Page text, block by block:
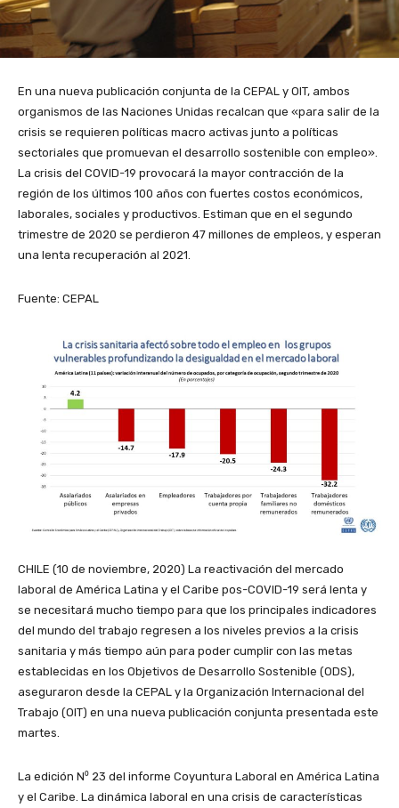
En una nueva publicación conjunta de la CEPAL y OIT, ambos
organismos de las Naciones Unidas recalcan que «para salir de la
crisis se requieren políticas macro activas junto a políticas
sectoriales que promuevan el desarrollo sostenible con empleo».
La crisis del COVID-19 provocará la mayor contracción de la
región de los últimos 100 años con fuertes costos económicos,
laborales, sociales y productivos. Estiman que en el segundo
trimestre de 2020 se perdieron 47 millones de empleos, y esperan
una lenta recuperación al 2021.
Fuente: CEPAL
CHILE (10 de noviembre, 2020) La reactivación del mercado
laboral de América Latina y el Caribe pos-COVID-19 será lenta y
se necesitará mucho tiempo para que los principales indicadores
del mundo del trabajo regresen a los niveles previos a la crisis
sanitaria y más tiempo aún para poder cumplir con las metas
establecidas en los Objetivos de Desarrollo Sostenible (ODS),
aseguraron desde la CEPAL y la Organización Internacional del
Trabajo (OIT) en una nueva publicación conjunta presentada este
martes.
La edición N⁰ 23 del informe Coyuntura Laboral en América Latina
y el Caribe. La dinámica laboral en una crisis de características